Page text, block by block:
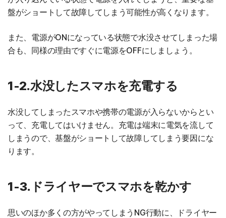
盤がショートして故障してしまう可能性が高くなります。
また、電源がONになっている状態で水没させてしまった場
合も、同様の理由ですぐに電源をOFFにしましょう。
1-2.水没したスマホを充電する
水没してしまったスマホや携帯の電源が入らないからとい
って、充電してはいけません。充電は端末に電気を流して
しまうので、基盤がショートして故障してしまう要因にな
ります。
1-3.ドライヤーでスマホを乾かす
思いのほか多くの方がやってしまうNG行動に、ドライヤー